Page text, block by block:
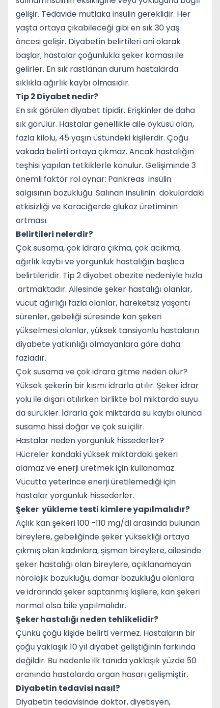
gelişir. Tedavide mutlaka insülin gereklidir. Her
yaşta ortaya çıkabileceği gibi en sık 30 yaş
öncesi gelişir. Diyabetin belirtileri ani olarak
başlar, hastalar çoğunlukla şeker koması ile
gelirler. En sık rastlanan durum hastalarda
sıklıkla ağırlık kaybı olmasıdır.
Tip 2 Diyabet nedir?
En sık görülen diyabet tipidir. Erişkinler de daha
sık görülür. Hastalar genellikle aile öyküsü olan,
fazla kilolu, 45 yaşın üstündeki kişilerdir. Çoğu
vakada belirti ortaya çıkmaz. Ancak hastalığın
teşhisi yapılan tetkiklerle konulur. Gelişiminde 3
önemli faktör rol oynar: Pankreas insülin
salgısının bozukluğu. Salınan insülinin dokulardaki
etkisizliği ve Karaciğerde glukoz üretiminin
artması.
Belirtileri nelerdir?
Çok susama, çok idrara çıkma, çok acıkma,
ağırlık kaybı ve yorgunluk hastalığın başlıca
belirtileridir. Tip 2 diyabet obezite nedeniyle hızla
artmaktadır. Ailesinde şeker hastalığı olanlar,
vücut ağırlığı fazla olanlar, hareketsiz yaşantı
sürenler, gebeliği süresinde kan şekeri
yükselmesi olanlar, yüksek tansiyonlu hastaların
diyabete yatkınlığı olmayanlara göre daha
fazladır.
Çok susama ve çok idrara gitme neden olur?
Yüksek şekerin bir kısmı idrarla atılır. Şeker idrar
yolu ile dışarı atılırken birlikte bol miktarda suyu
da sürükler. İdrarla çok miktarda su kaybı olunca
susama hissi doğar ve çok su içilir.
Hastalar neden yorgunluk hissederler?
Hücreler kandaki yüksek miktardaki şekeri
alamaz ve enerji üretmek için kullanamaz.
Vücutta yeterince enerji üretilemediği için
hastalar yorgunluk hissederler.
Şeker yükleme testi kimlere yapılmalıdır?
Açlık kan şekeri 100 -110 mg/dl arasında bulunan
bireylere, gebeliğinde şeker yüksekliği ortaya
çıkmış olan kadınlara, şişman bireylere, ailesinde
şeker hastalığı olan bireylere, açıklanamayan
nörolojik bozukluğu, damar bozukluğu olanlara
ve idrarında şeker saptanmış kişilere, kan şekeri
normal olsa bile yapılmalıdır.
Şeker hastalığı neden tehlikelidir?
Çünkü çoğu kişide belirti vermez. Hastaların bir
çoğu yaklaşık 10 yıl diyabet geliştiğinin farkında
değildir. Bu nedenle ilk tanıda yaklaşık yüzde 50
oranında hastalarda organ hasarı gelişmiştir.
Diyabetin tedavisi nasıl?
Diyabetin tedavisinde doktor, diyetisyen,